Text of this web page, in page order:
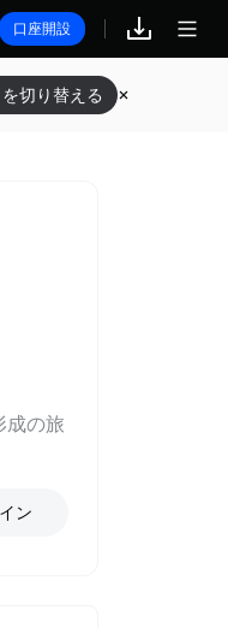
口座開設
切り替える
成の旅
ン